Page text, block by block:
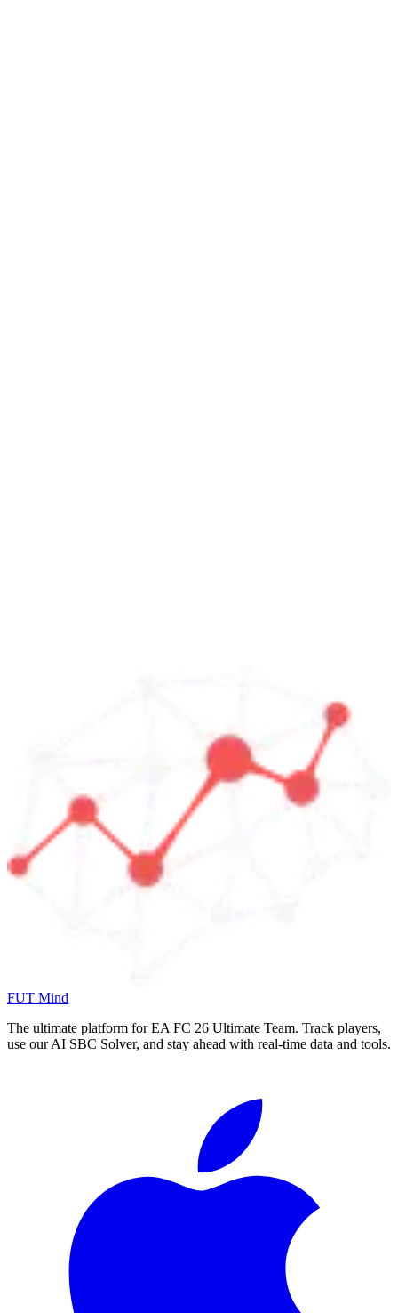
FUT Mind
The ultimate platform for EA FC 26 Ultimate Team. Track players,
use our AI SBC Solver, and stay ahead with real-time data and tools.